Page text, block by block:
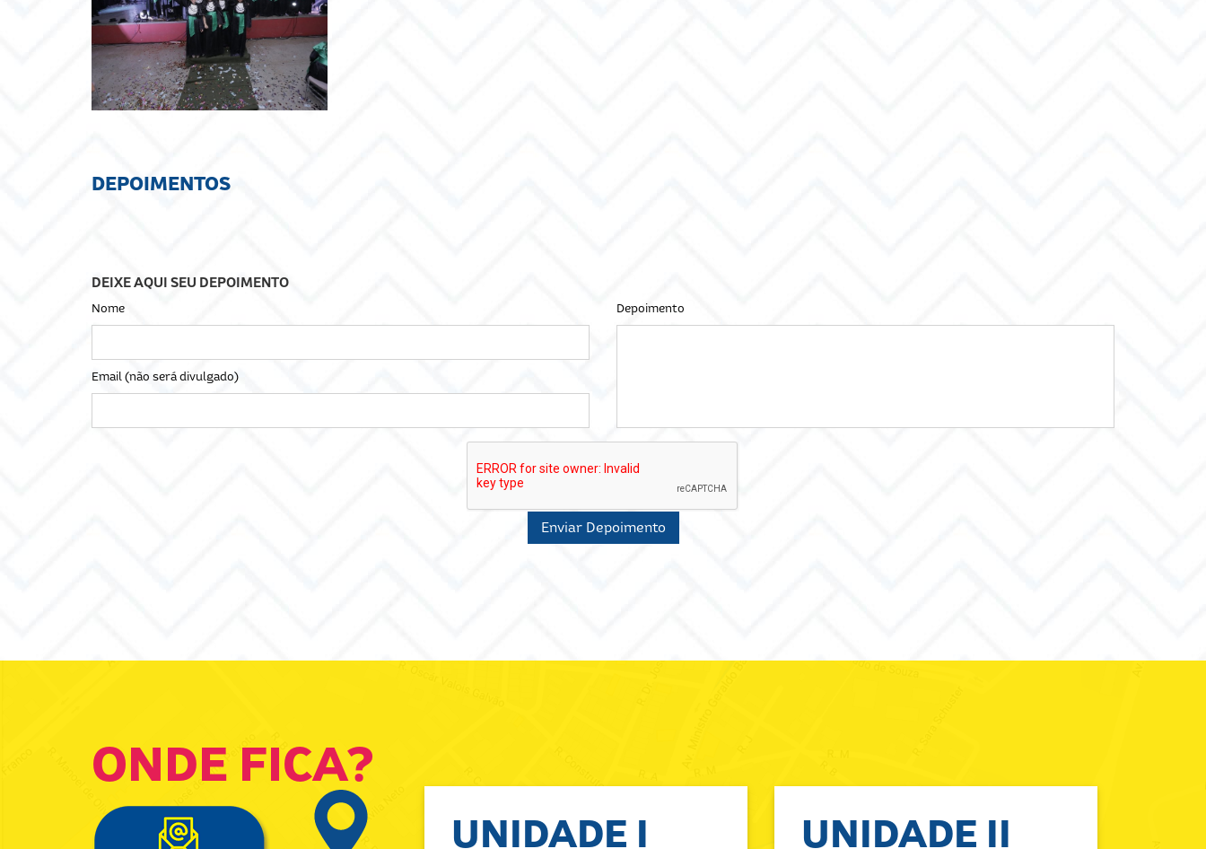
DEPOIMENTOS
DEIXE AQUI SEU DEPOIMENTO
Nome
Email (não será divulgado)
Depoimento
Enviar Depoimento
ONDE FICA?
UNIDADE I UNIDADE II